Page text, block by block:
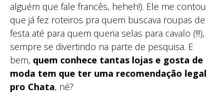
alguém que fale francês, heheh!). Ele me contou
que já fez roteiros pra quem buscava roupas de
festa até para quem queria selas para cavalo (!!!),
sempre se divertindo na parte de pesquisa. E
bem, quem conhece tantas lojas e gosta de
moda tem que ter uma recomendação legal
pro Chata, né?